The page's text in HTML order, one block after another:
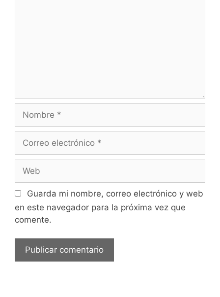
electrónico
Guarda mi nombre, correo electrónico y web
en este navegador para la próxima vez que
comente.